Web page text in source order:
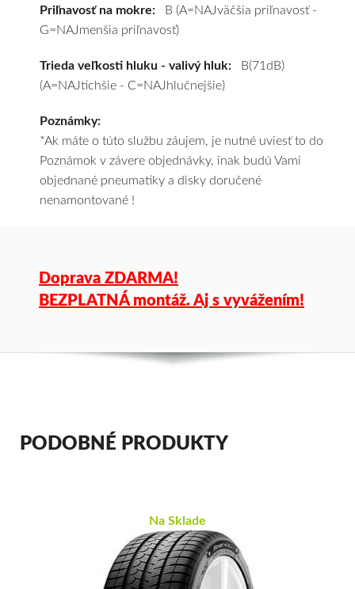
Priľnavosť na mokre: B (A=NAJväčšia priľnavosť -
G=NAJmenšia priľnavosť)
Trieda veľkosti hluku - valivý hluk: B(71dB)
(A=NAJtichšie - C=NAJhlučnejšie)
Poznámky:
*Ak máte o túto službu záujem, je nutné uviesť to do
Poznámok v závere objednávky, inak budú Vami
objednané pneumatiky a disky doručené
nenamontované !
Doprava ZDARMA!
BEZPLATNÁ montáž. Aj s vyvážením!
PODOBNÉ PRODUKTY
Na Sklade